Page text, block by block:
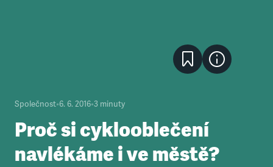
Společnost•6. 6. 2016•3 minuty
Proč si cyklooblečení
navlékáme i ve městě?